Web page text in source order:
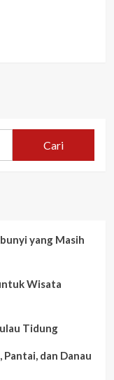
Cari
yang Masih
Wisata
Tidung
dan Danau